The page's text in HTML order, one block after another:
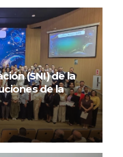
(SNI) de la
de la